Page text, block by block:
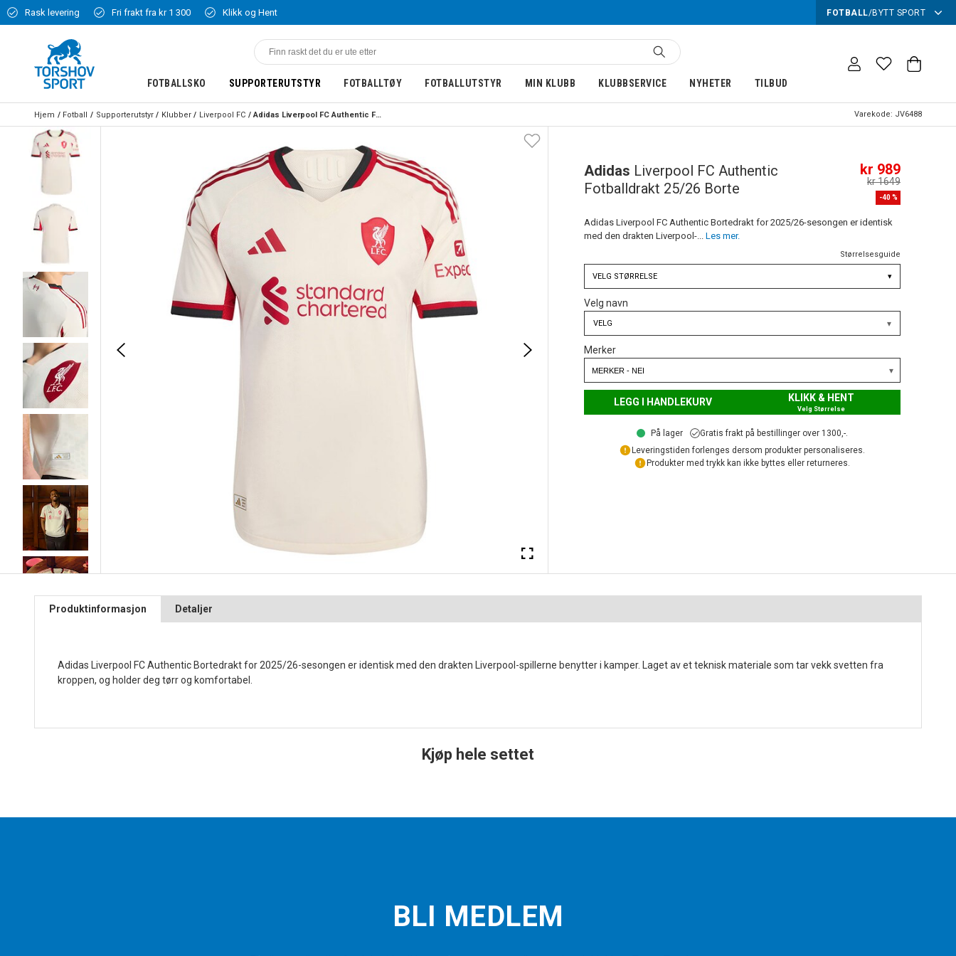
Rask levering Fri frakt fra kr 1 300 Klikk og Hent FOTBALL/BYTT SPORT
FOTBALLSKO SUPPORTERUTSTYR FOTBALLTØY FOTBALLUTSTYR MIN KLUBB KLUBBSERVICE NYHETER TILBUD
Hjem Fotball Supporterutstyr Klubber Liverpool FC Adidas Liverpool FC Authentic Fotballdrakt 25/26 Borte Varekode: JV6488
-40 %
Adidas Liverpool FC Authentic
Fotballdrakt 25/26 Borte
kr 989
kr 1649
Adidas Liverpool FC Authentic Bortedrakt for 2025/26-sesongen er identisk
med den drakten Liverpool-... Les mer.
Størrelsesguide
VELG STØRRELSE ▾
Velg navn
VELG ▾
Merker
LEGG I HANDLEKURV KLIKK & HENT
Velg Størrelse
På lager
Gratis frakt på bestillinger over 1300,-.
Leveringstiden forlenges dersom produkter personaliseres.
Produkter med trykk kan ikke byttes eller returneres.
Produktinformasjon Detaljer
Adidas Liverpool FC Authentic Bortedrakt for 2025/26-sesongen er identisk med den drakten Liverpool-spillerne benytter i kamper. Laget av et teknisk materiale som tar vekk svetten fra
kroppen, og holder deg tørr og komfortabel.
Kjøp hele settet
BLI MEDLEM